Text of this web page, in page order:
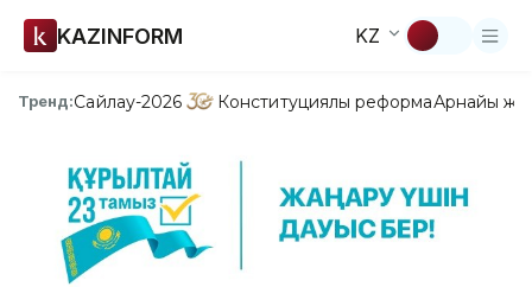
KAZINFORM KZ
Тренд:Сайлау-2026 Конституциялық реформаАрнайы